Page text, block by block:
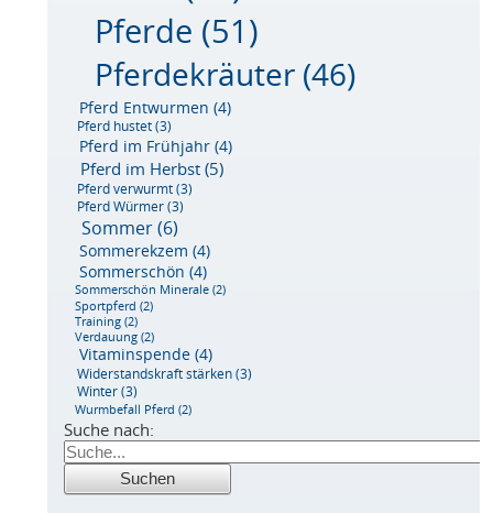
Pferde (51)
Pferdekräuter(46)
Pferd Entwurmen (4)
Pferd hustet(3)
Pferd im Frühjahr(4)
Pferd im Herbst(5)
Pferd verwurmt(3)
Pferd Würmer(3)
Sommer(6)
Sommerekzem (4)
Sommerschön (4)
Sommerschön Minerale (2)
Sportpferd (2)
Training (2)
Verdauung (2)
Vitaminspende(4)
Widerstandskraft stärken(3)
Winter(3)
Wurmbefall Pferd (2)
Suche nach: